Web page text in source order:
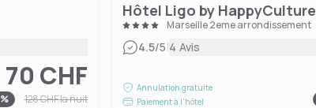
70 CHF
% 128 CHFla nuit
Hôtel Ligo by HappyCulture
Marseille 2eme arrondissement
4.5/5|4 Avis
Annulation gratuite
Paiement à l'hôtel